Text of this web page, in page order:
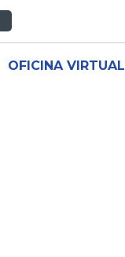
OFICINA VIRTUAL